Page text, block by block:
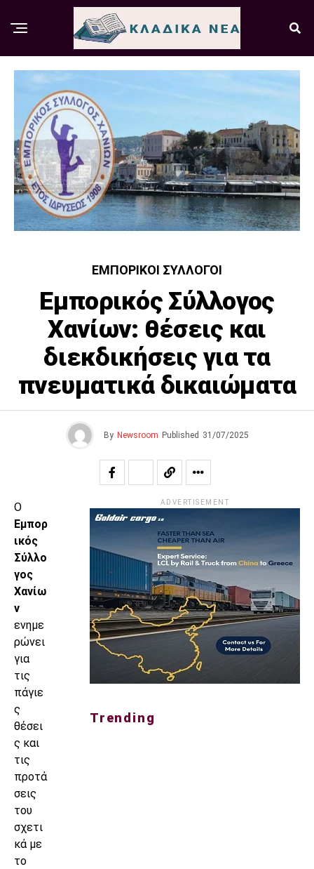
ΕΜΠΟΡΙΚΟΊ ΣΎΛΛΟΓΟΙ
Εμπορικός Σύλλογος
Χανίων: θέσεις και
διεκδικήσεις για τα
πνευματικά δικαιώματα
By Newsroom Published 31/07/2025
Ο
Εμπορ
ικός
Σύλλο
γος
Χανίω
ν
ενημε
ρώνει
για
τις
πάγιε
ς
θέσει
ς και
τις
προτά
σεις
του
σχετι
κά με
το
ADVERTISEMENT
Trending